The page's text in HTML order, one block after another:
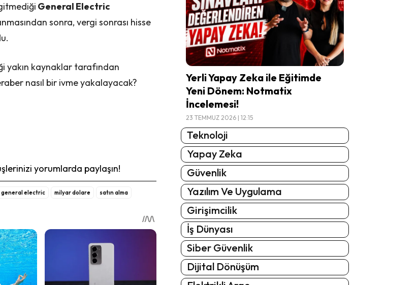
General Electric
sonra, vergi sonrası hisse
yakın kaynaklar tarafından
nasıl bir ivme yakalayacak?
yorumlarda paylaşın!
general electric milyar dolare satın alma
Yerli Yapay Zeka ile Eğitimde
Yeni Dönem: Notmatix
İncelemesi!
23 TEMMUZ 2026 | 12:15
Teknoloji
Yapay Zeka
Güvenlik
Yazılım Ve Uygulama
Girişimcilik
İş Dünyası
Siber Güvenlik
Dijital Dönüşüm